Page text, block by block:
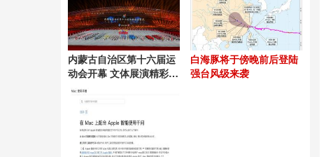
内蒙古自治区第十六届运
动会开幕 文体展演精彩纷
呈
白海豚将于傍晚前后登陆
强台风级来袭